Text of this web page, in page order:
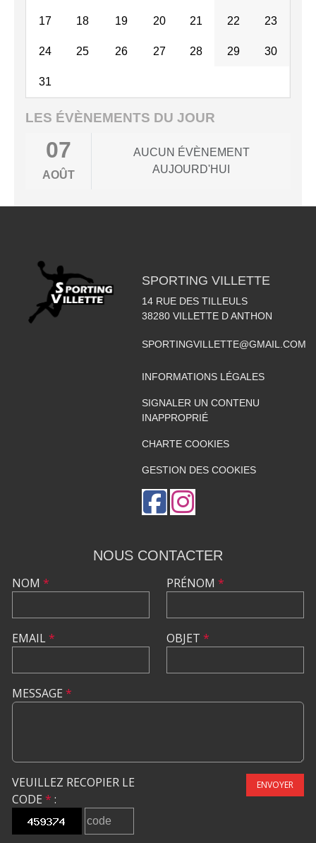
17 18 19 20 21 22 23
24 25 26 27 28 29 30
31
LES ÉVÈNEMENTS DU JOUR
07
AOÛT
AUCUN ÉVÈNEMENT
AUJOURD'HUI
SPORTING VILLETTE
14 RUE DES TILLEULS
38280 VILLETTE D ANTHON
SPORTINGVILLETTE@GMAIL.COM
INFORMATIONS LÉGALES
SIGNALER UN CONTENU
INAPPROPRIÉ
CHARTE COOKIES
GESTION DES COOKIES
NOUS CONTACTER
NOM *
EMAIL*
PRÉNOM *
OBJET *
MESSAGE *
VEUILLEZ RECOPIER LE
CODE * :
ENVOYER